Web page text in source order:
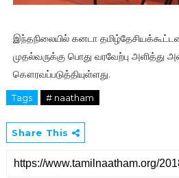
இந்தநிலையில் கனடா
முதல்வருக்கு பொது வரவேற்பு அளித்து
கௌரவப்படுத்தியுள்ளது.
Tags # naatham
Share This